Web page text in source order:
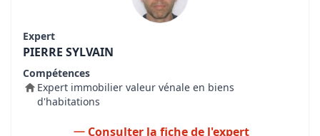
Expert
PIERRE SYLVAIN
Compétences
Expert immobilier valeur vénale en biens
d'habitations
Consulter la fiche de l'expert